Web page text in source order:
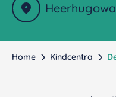
Home Kindcentra